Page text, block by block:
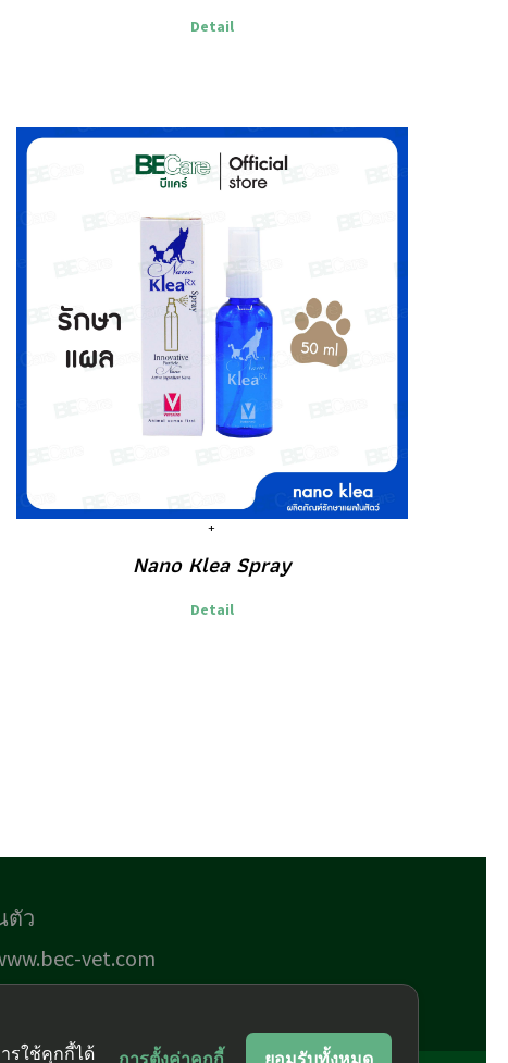
Detail
Nano Klea Spray
Detail
ตัว
vet.com
รใช้คุกกี้ได้
ยอมรับทั้งหมด
การตั้งค่าคุกกี้